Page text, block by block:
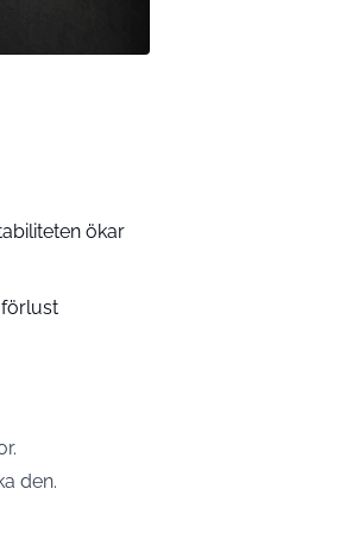
ökar
förlust
den.